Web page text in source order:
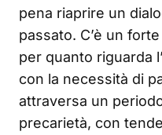
pena riaprire un
passato. C’è un
per quanto riguarda
con la necessità di
attraversa un
precarietà, con